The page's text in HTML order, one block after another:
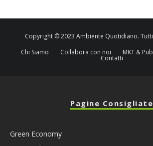
Copyright © 2023 Ambiente Quotidiano.
Chi Siamo
Collabora con noi MKT &
Contatti
Pagine Consigliate
Green Economy